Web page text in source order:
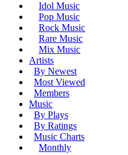
Idol Music
Pop Music
Rock Music
Rare Music
Mix Music
Artists
By Newest
Most Viewed
Members
Music
By Plays
By Ratings
Music Charts
Monthly